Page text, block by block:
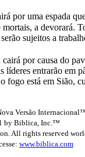
por uma espada
mortais, a devorará.
sujeitos a
cairá por causa do
líderes entrarão em
fogo está em Sião,
Versão
by Biblica, Inc.™
All rights reserved
www.biblica.com